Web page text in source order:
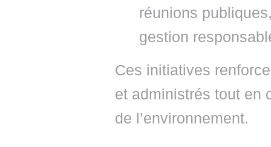
réunions
gestion
Ces initiatives
et administrés tout en
de l’environnement.